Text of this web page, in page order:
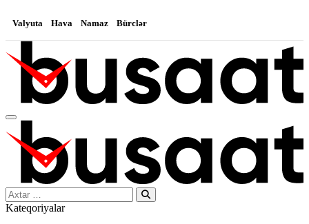
Valyuta Hava Namaz Bürclər
Search…
Kateqoriyalar